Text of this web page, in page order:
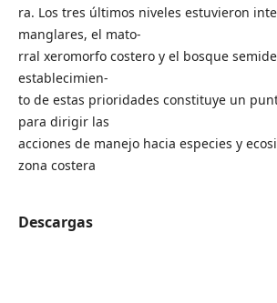
ra. Los tres últimos niveles estuvieron
manglares, el mato-
rral xeromorfo costero y el bosque
establecimien-
to de estas prioridades constituye un
para dirigir las
acciones de manejo hacia especies y
zona costera
Descargas